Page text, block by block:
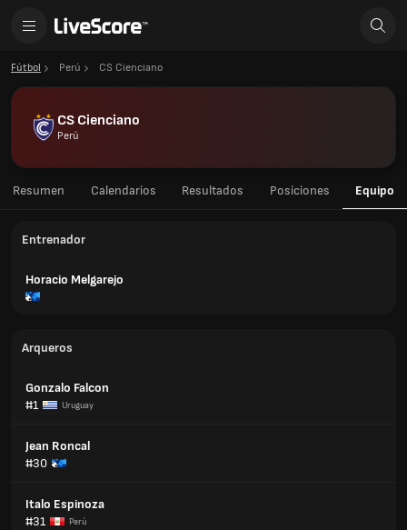
Fútbol Perú CS Cienciano
CS Cienciano
Perú
Resumen Calendarios Resultados Posiciones Equipo
Entrenador
Horacio Melgarejo
Arqueros
Gonzalo Falcon
#1
Uruguay
Jean Roncal
#30
Italo Espinoza
#31
Perú